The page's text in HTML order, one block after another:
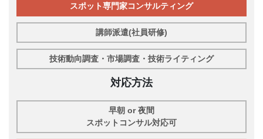
スポット専門家コンサルティング
講師派遣(社員研修)
技術動向調査・市場調査・技術ライティング
対応方法
早朝 or 夜間
スポットコンサル対応可